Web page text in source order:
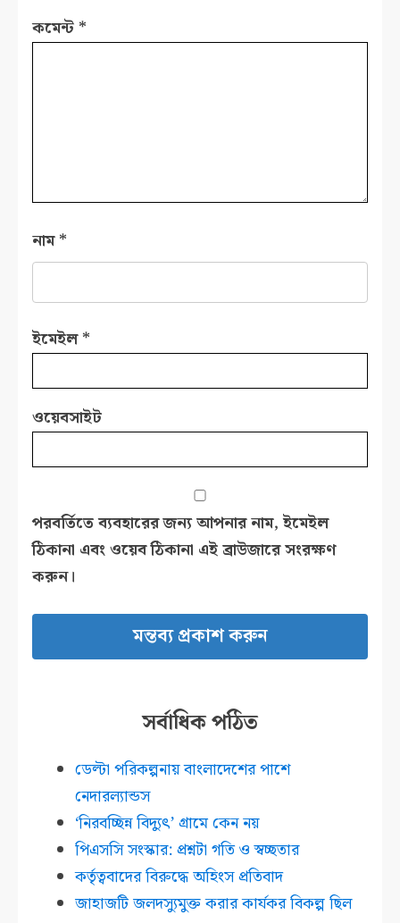
কমেন্ট *
নাম*
ইমেইল*
ওয়েবসাইট
পরবর্তিতে ব্যবহারের জন্য আপনার নাম, ইমেইল
ঠিকানা এবং ওয়েব ঠিকানা এই ব্রাউজারে সংরক্ষণ
করুন।
সর্বাধিক পঠিত
ডেল্টা পরিকল্পনায় বাংলাদেশের পাশে
নেদারল্যান্ডস
‘নিরবচ্ছিন্ন বিদ্যুৎ’ গ্রামে কেন নয়
পিএসসি সংস্কার: প্রশ্নটা গতি ও স্বচ্ছতার
কর্তৃত্ববাদের বিরুদ্ধে অহিংস প্রতিবাদ
জাহাজটি জলদস্যুমুক্ত করার কার্যকর বিকল্প ছিল